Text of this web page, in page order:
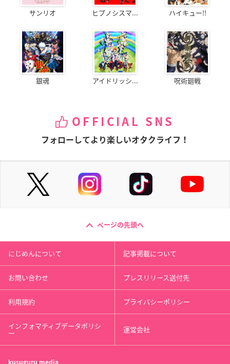
サンリオ ヒプノシスマ... ハイキュー!!
銀魂 アイドリッシ... 呪術廻戦
OFFICIAL SNS
フォローしてより楽しいオタクライフ！
ページの先頭へ
にじめんについて 記事掲載について
お問い合わせ プレスリリース送付先
利用規約 プライバシーポリシー
インフォマティブデータポリシ
ー 運営会社
kusuguru media